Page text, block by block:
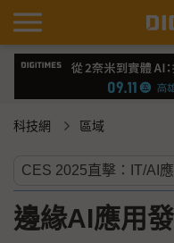
科技網 區域
邊緣AI應用